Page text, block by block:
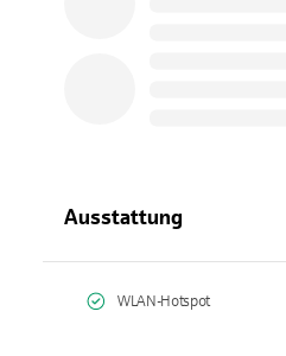
Ausstattung
WLAN-Hotspot